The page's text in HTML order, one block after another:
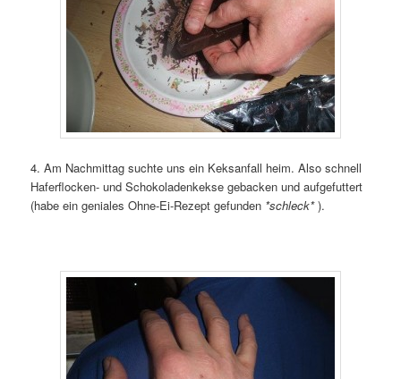
4. Am Nachmittag suchte uns ein Keksanfall heim. Also schnell
Haferflocken- und Schokoladenkekse gebacken und aufgefuttert
(habe ein geniales Ohne-Ei-Rezept gefunden *schleck*).